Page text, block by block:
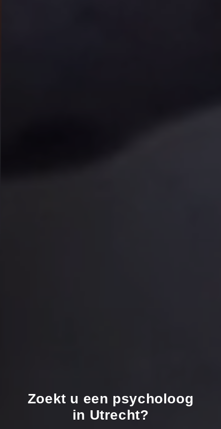
Zoekt u een psycholoog
in Utrecht?